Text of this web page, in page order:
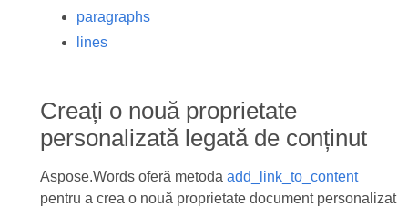
paragraphs
lines
Creați o nouă proprietate
personalizată legată de conținut
Aspose.Words oferă metoda add_link_to_content
pentru a crea o nouă proprietate document personalizat